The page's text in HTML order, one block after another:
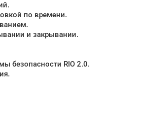
по времени.
и закрывании.
безопасности RIO 2.0.